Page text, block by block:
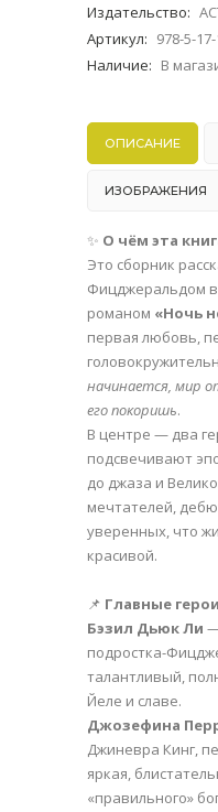
Издательство:
Артикул: 978-5-
Наличие: В
ОПИСАНИЕ
ИЗОБРАЖЕНИЯ
✨ О чём эта
Это сборник
Фицджеральдом
романом «Ночь
первая любовь,
начинается, мир
его покоришь.
В центре — два
подсвечивают
до джаза и
мечтателей,
уверенных, что
красивой.
📌 Главные герои
Бэзил Дьюк Ли
подростка-
талантливый,
Йеле и славе.
Джозефина
Джиневра Кинг,
яркая,
«правильного»